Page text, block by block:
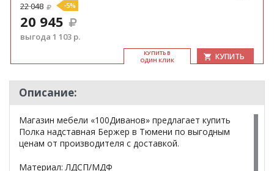
22 048 -5%
20 945
выгода 1 103 р.
КУ­ПИТЬ В
ОДИН КЛИК
КУПИТЬ
Описание:
Магазин мебели «100Диванов» предлагает купить
Полка надставная Бержер в Тюмени по выгодным
ценам от производителя с доставкой.
Материал: ЛДСП/МДФ